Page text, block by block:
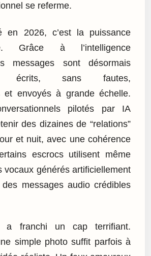
se referme.
en 2026, c’est la puissance
Grâce à l’intelligence
messages sont désormais
écrits, sans fautes,
et envoyés à grande échelle.
pilotés par IA
des dizaines de “relations”
et nuit, avec une cohérence
escrocs utilisent même
vocaux générés artificiellement
messages audio crédibles
a franchi un cap terrifiant.
simple photo suffit parfois à